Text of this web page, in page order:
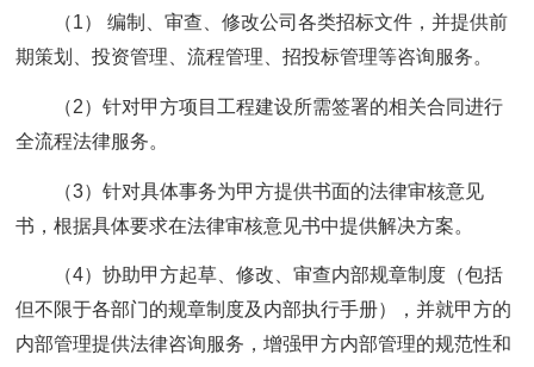
（1） 编制、审查、修改公司各类招标文件，并提供前
期策划、投资管理、流程管理、招投标管理等咨询服务。
（2）针对甲方项目工程建设所需签署的相关合同进行
全流程法律服务。
（3）针对具体事务为甲方提供书面的法律审核意见
书，根据具体要求在法律审核意见书中提供解决方案。
（4）协助甲方起草、修改、审查内部规章制度（包括
但不限于各部门的规章制度及内部执行手册），并就甲方的
内部管理提供法律咨询服务，增强甲方内部管理的规范性和